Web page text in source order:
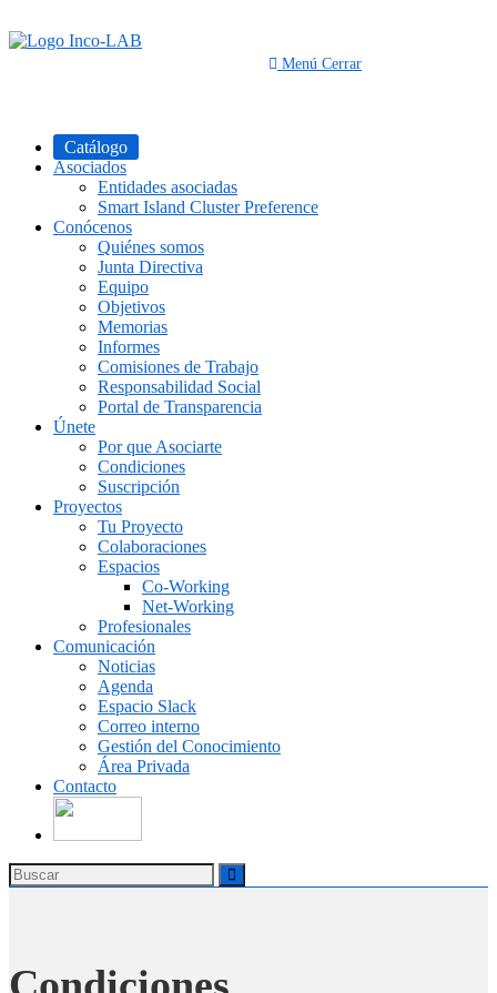
al
Menú Cerrar
Catálogo
Asociados
Entidades asociadas
Smart Island Cluster Preference
Conócenos
Quiénes somos
Junta Directiva
Equipo
Objetivos
Memorias
Informes
Comisiones de Trabajo
Responsabilidad Social
Portal de Transparencia
Únete
Por que Asociarte
Condiciones
Suscripción
Proyectos
Tu Proyecto
Colaboraciones
Espacios
Co-Working
Net-Working
Profesionales
Comunicación
Noticias
Agenda
Espacio Slack
Correo interno
Gestión del Conocimiento
Área Privada
Contacto